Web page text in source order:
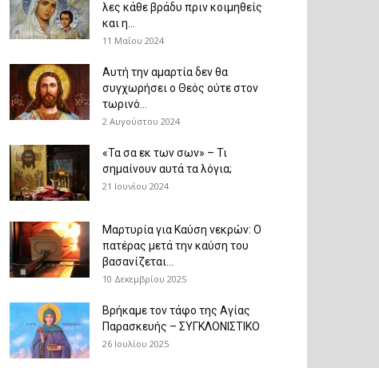
λες κάθε βράδυ πριν κοιμηθείς
και η...
11 Μαΐου 2024
Αυτή την αμαρτία δεν θα
συγχωρήσει ο Θεός ούτε στον
τωρινό...
2 Αυγούστου 2024
«Τα σα εκ των σων» – Τι
σημαίνουν αυτά τα λόγια;
21 Ιουνίου 2024
Μαρτυρία για Καύση νεκρών: Ο
πατέρας μετά την καύση του
βασανίζεται...
10 Δεκεμβρίου 2025
Βρήκαμε τον τάφο της Αγίας
Παρασκευής – ΣΥΓΚΛΟΝΙΣΤΙΚΟ
26 Ιουλίου 2025